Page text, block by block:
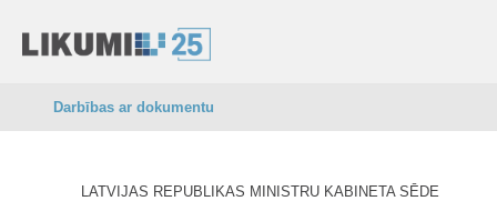
Darbības ar dokumentu
LATVIJAS REPUBLIKAS MINISTRU KABINETA SĒDE